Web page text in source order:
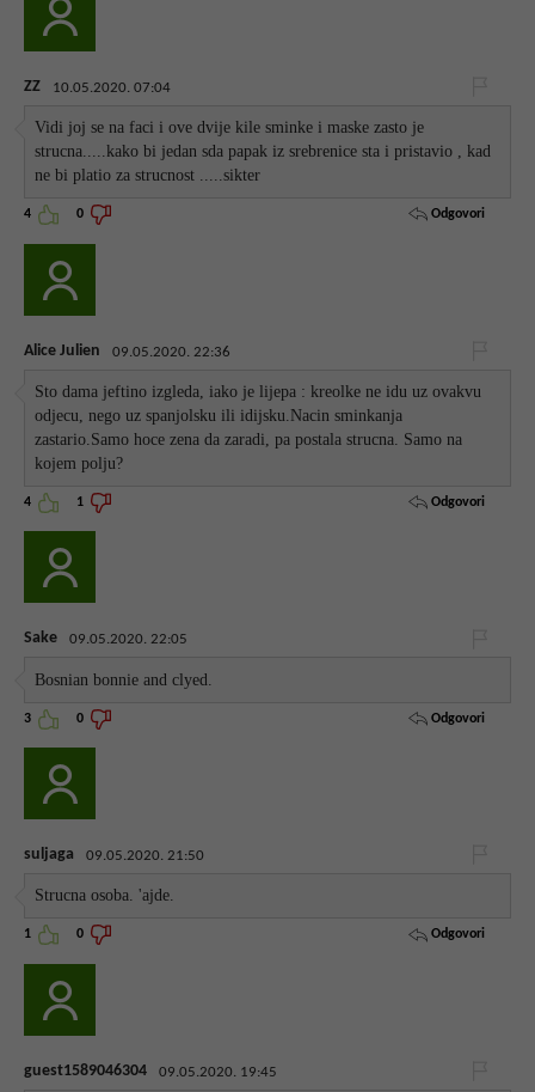
ZZ 10.05.2020. 07:04
Vidi joj se na faci i ove dvije kile sminke i maske zasto je
strucna.....kako bi jedan sda papak iz srebrenice sta i pristavio , kad
ne bi platio za strucnost .....sikter
4 0 Odgovori
Alice Julien 09.05.2020. 22:36
Sto dama jeftino izgleda, iako je lijepa : kreolke ne idu uz ovakvu
odjecu, nego uz spanjolsku ili idijsku.Nacin sminkanja
zastario.Samo hoce zena da zaradi, pa postala strucna. Samo na
kojem polju?
4 1 Odgovori
Sake 09.05.2020. 22:05
Bosnian bonnie and clyed.
3 0 Odgovori
suljaga 09.05.2020. 21:50
Strucna osoba. 'ajde.
1 0 Odgovori
guest1589046304 09.05.2020. 19:45